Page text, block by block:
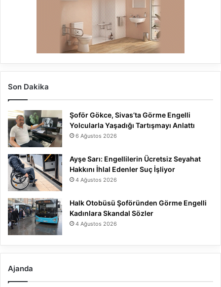
Son Dakika
Şoför Gökce, Sivas’ta Görme Engelli
Yolcularla Yaşadığı Tartışmayı Anlattı
6 Ağustos 2026
Ayşe Sarı: Engellilerin Ücretsiz Seyahat
Hakkını İhlal Edenler Suç İşliyor
4 Ağustos 2026
Halk Otobüsü Şoföründen Görme Engelli
Kadınlara Skandal Sözler
4 Ağustos 2026
Ajanda